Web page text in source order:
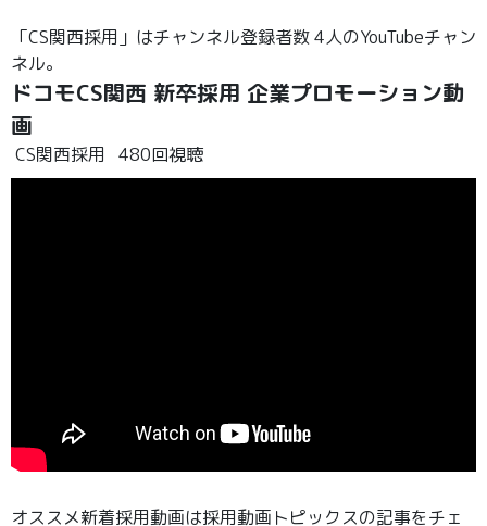
「CS関西採用」はチャンネル登録者数 4人のYouTubeチャン
ネル。
ドコモCS関西 新卒採用 企業プロモーション動
画
CS関西採用 480回視聴
オススメ新着採用動画は採用動画トピックスの記事をチェ